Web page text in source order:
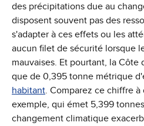
des précipitations due au
disposent souvent pas des
s'adapter à ces effets ou les
aucun filet de sécurité lorsque
mauvaises. Et pourtant, la
que de 0,395 tonne métrique
habitant. Comparez ce chiffre
exemple, qui émet 5,399
changement climatique